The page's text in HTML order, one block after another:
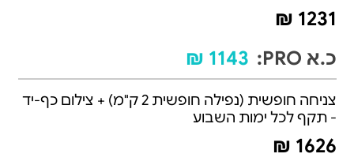
1231 ₪
כ.א PRO:
1143 ₪
צניחה חופשית (נפילה חופשית 2 ק"מ) + צילום כף-יד
- תקף לכל ימות השבוע
1626 ₪